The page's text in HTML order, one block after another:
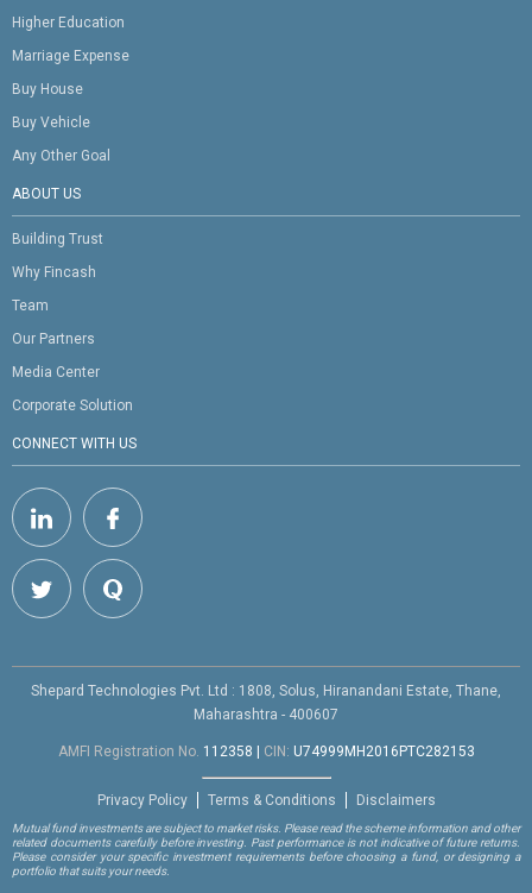
Higher Education
Marriage Expense
Buy House
Buy Vehicle
Any Other Goal
ABOUT US
Building Trust
Why Fincash
Team
Our Partners
Media Center
Corporate Solution
CONNECT WITH US
Shepard Technologies Pvt. Ltd : 1808, Solus, Hiranandani Estate, Thane,
Maharashtra - 400607
AMFI Registration No. 112358 CIN: U74999MH2016PTC282153
Privacy Policy Terms & Conditions Disclaimers
Mutual fund investments are subject to market risks. Please read the scheme information and other
related documents carefully before investing. Past performance is not indicative of future returns.
Please consider your specific investment requirements before choosing a fund, or designing a
portfolio that suits your needs.